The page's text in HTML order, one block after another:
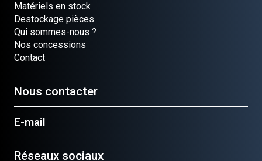
Matériels en stock
Destockage pièces
Qui sommes-nous ?
Nos concessions
Contact
Nous contacter
E-mail
Réseaux sociaux